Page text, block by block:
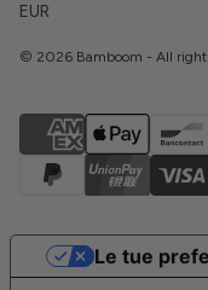
EUR
© 2026 Bamboom - All
Le tue